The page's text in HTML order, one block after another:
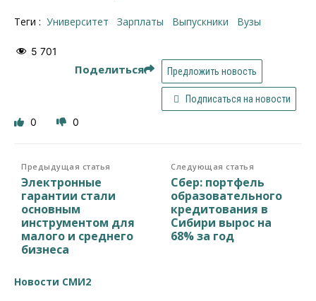
Теги : Университет зарплаты выпускники вузы
5 701
Поделиться Предложить новость
Подписаться на новости
0 0
Предыдущая статья
Электронные
гарантии стали
основным
инструментом для
малого и среднего
бизнеса
Следующая статья
Сбер: портфель
образовательного
кредитования в
Сибири вырос на
68% за год
Новости СМИ2